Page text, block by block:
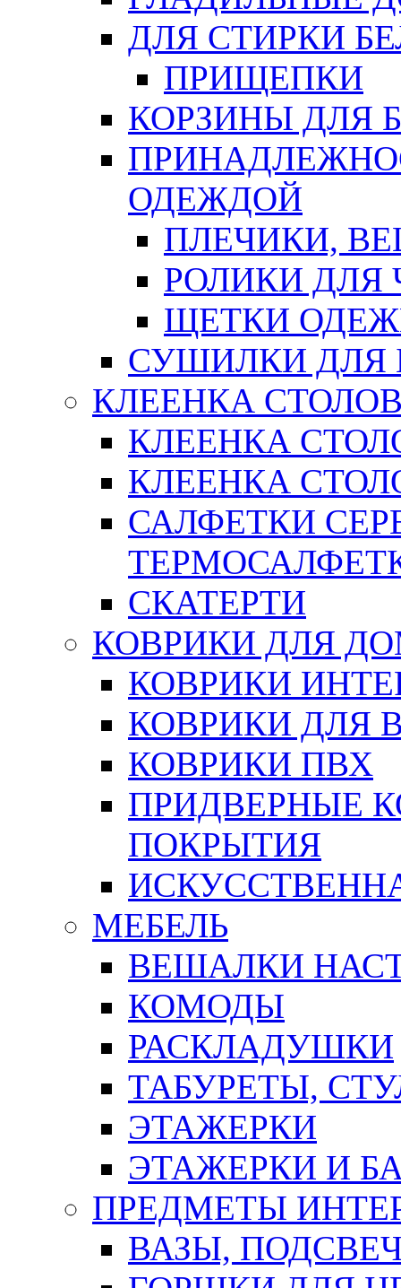
ДЛЯ СТИРКИ
ПРИЩЕПКИ
КОРЗИНЫ ДЛЯ
ОДЕЖДОЙ
ПЛЕЧИКИ,
РОЛИКИ ДЛЯ
ЩЕТКИ
СУШИЛКИ ДЛЯ
КЛЕЕНКА
КЛЕЕНКА
КЛЕЕНКА
САЛФЕТКИ
СКАТЕРТИ
КОВРИКИ ДЛЯ
КОВРИКИ
КОВРИКИ ДЛЯ
КОВРИКИ ПВХ
ПРИДВЕРНЫЕ
ПОКРЫТИЯ
МЕБЕЛЬ
ВЕШАЛКИ
КОМОДЫ
РАСКЛАДУШКИ
ТАБУРЕТЫ,
ЭТАЖЕРКИ
ЭТАЖЕРКИ И
ПРЕДМЕТЫ
ВАЗЫ,